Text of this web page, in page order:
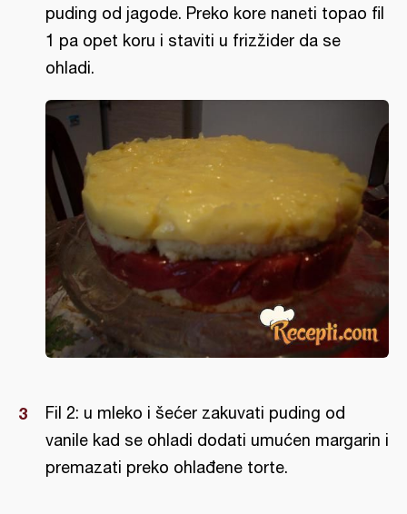
puding od jagode. Preko kore naneti topao fil
1 pa opet koru i staviti u frizžider da se
ohladi.
Fil 2: u mleko i šećer zakuvati puding od
vanile kad se ohladi dodati umućen margarin i
premazati preko ohlađene torte.